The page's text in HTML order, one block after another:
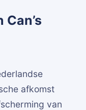
afkomst
van